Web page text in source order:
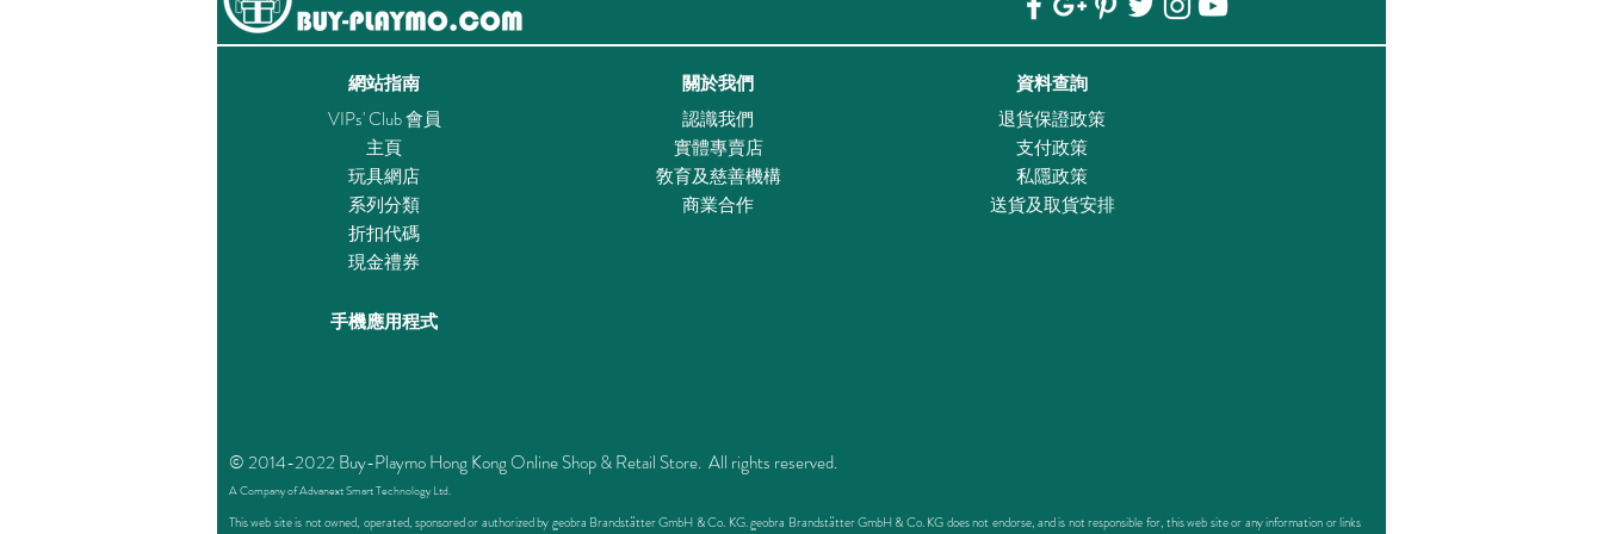
網站指南 關於我們
資料查詢
VIPs' Club 會員
主頁
玩具網店
系列分類
折扣代碼
現金禮券
認識我們
實體專賣店
敎育及慈善機構
商業合作
退貨保證政策
支付政策
私隱政策
送貨及取貨安排
手機應用程式
© 2014-2022 Buy-Playmo Hong Kong Online Shop & Retail Store. All rights reserved.
A Company of Advanext Smart Technology Ltd.
This web site is not owned, operated, sponsored or authorized by geobra Brandstätter GmbH & Co. KG. geobra Brandstätter GmbH & Co. KG does not endorse, and is not responsible for, this web site or any information or links